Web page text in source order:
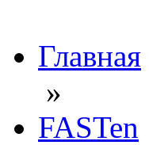
Главная
»
FASTen